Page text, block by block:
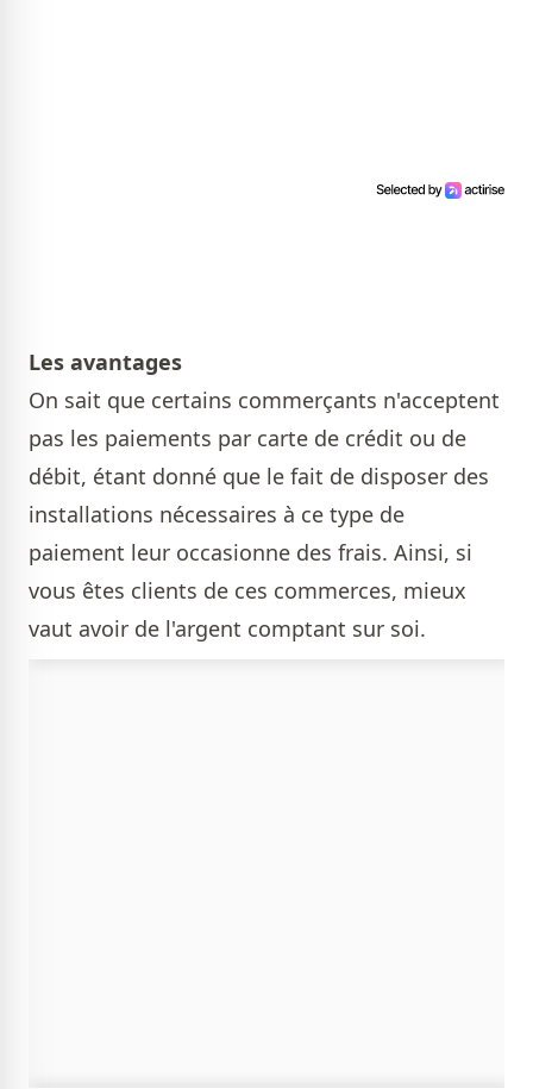
Les avantages
On sait que certains commerçants n'acceptent
pas les paiements par carte de crédit ou de
débit, étant donné que le fait de disposer des
installations nécessaires à ce type de
paiement leur occasionne des frais. Ainsi, si
vous êtes clients de ces commerces, mieux
vaut avoir de l'argent comptant sur soi.